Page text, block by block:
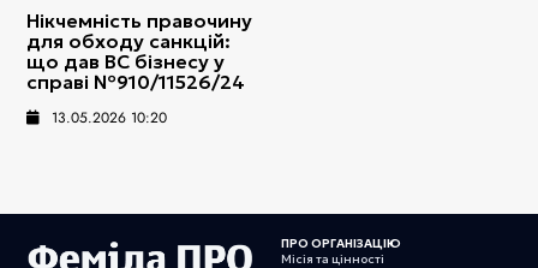
Нікчемність правочину
для обходу санкцій:
що дав ВС бізнесу у
справі №910/11526/24
13.05.2026 10:20
ПРО ОРГАНІЗАЦІЮ
Місія та цінності